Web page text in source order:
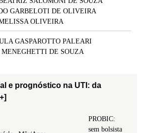
GARBELOTI DE OLIVEIRA
OLIVEIRA
GASPAROTTO PALEARI
DE SOUZA
e prognóstico na UTI: da
PROBIC:
sem bolsista